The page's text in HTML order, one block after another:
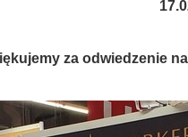
za odwiedzenie